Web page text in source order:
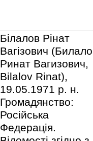
Бiлалов Рiнат
Вагiзович
Ринат Вагизович,
Bilalov Rinat),
19.05.1971 р. н.
Громадянство:
Росiйська
Федерацiя.